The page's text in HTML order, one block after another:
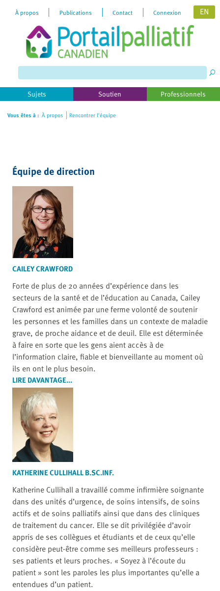
website
includes
an
accessibility
À propos Publications Contact Connexion EN
Sujets Soutien Professionnels
Vous êtes à : À propos Rencontrer l'équipe
Équipe de direction
CAILEY CRAWFORD
Forte de plus de 20 années d’expérience dans les
secteurs de la santé et de l’éducation au Canada, Cailey
Crawford est animée par une ferme volonté de soutenir
les personnes et les familles dans un contexte de maladie
grave, de proche aidance et de deuil. Elle est déterminée
à faire en sorte que les gens aient accès à de
l’information claire, fiable et bienveillante au moment où
ils en ont le plus besoin.
LIRE DAVANTAGE...
KATHERINE CULLIHALL B.SC.INF.
Katherine Cullihall a travaillé comme infirmière soignante
dans des unités d’urgence, de soins intensifs, de soins
actifs et de soins palliatifs ainsi que dans des cliniques
de traitement du cancer. Elle se dit privilégiée d’avoir
appris de ses collègues et étudiants et de ceux qu’elle
considère peut-être comme ses meilleurs professeurs :
ses patients et leurs proches. « Soyez à l’écoute du
patient » sont les paroles les plus importantes qu’elle a
entendues d’un patient.